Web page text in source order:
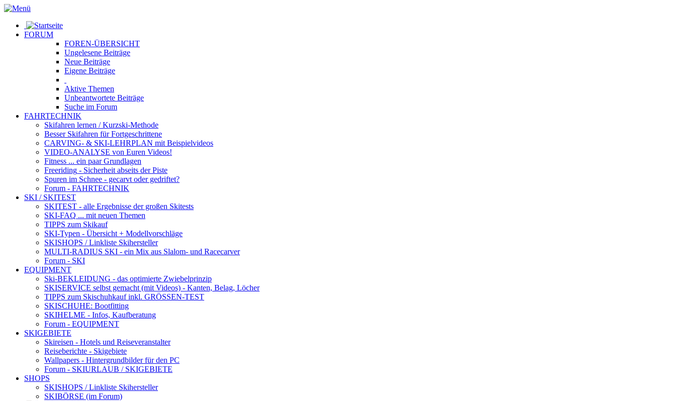
FORUM
FOREN-ÜBERSICHT
Ungelesene Beiträge
Neue Beiträge
Eigene Beiträge
Aktive Themen
Unbeantwortete Beiträge
Suche im Forum
FAHRTECHNIK
Skifahren lernen / Kurzski-Methode
Besser Skifahren für Fortgeschrittene
CARVING- & SKI-LEHRPLAN mit Beispielvideos
VIDEO-ANALYSE von Euren Videos!
Fitness ... ein paar Grundlagen
Freeriding - Sicherheit abseits der Piste
Spuren im Schnee - gecarvt oder gedriftet?
Forum - FAHRTECHNIK
SKI / SKITEST
SKITEST - alle Ergebnisse der großen Skitests
SKI-FAQ ... mit neuen Themen
TIPPS zum Skikauf
SKI-Typen - Übersicht + Modellvorschläge
SKISHOPS / Linkliste Skihersteller
MULTI-RADIUS SKI - ein Mix aus Slalom- und Racecarver
Forum - SKI
EQUIPMENT
Ski-BEKLEIDUNG - das optimierte Zwiebelprinzip
SKISERVICE selbst gemacht (mit Videos) - Kanten, Belag, Löcher
TIPPS zum Skischuhkaufinkl. GRÖSSEN-TEST
SKISCHUHE: Bootfitting
SKIHELME - Infos, Kaufberatung
Forum - EQUIPMENT
SKIGEBIETE
Skireisen - Hotels und Reiseveranstalter
Reiseberichte - Skigebiete
Wallpapers - Hintergrundbilder für den PC
Forum - SKIURLAUB / SKIGEBIETE
SHOPS
SKISHOPS / Linkliste Skihersteller
SKIBÖRSE (im Forum)